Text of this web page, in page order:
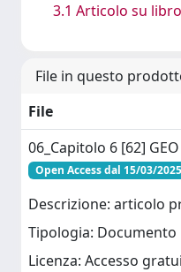
3.1 Articolo su libro
File in questo
File
06_Capitolo 6 [62]
Open Access dal 15/03/2025
Descrizione: articolo
Tipologia:
Licenza: Accesso